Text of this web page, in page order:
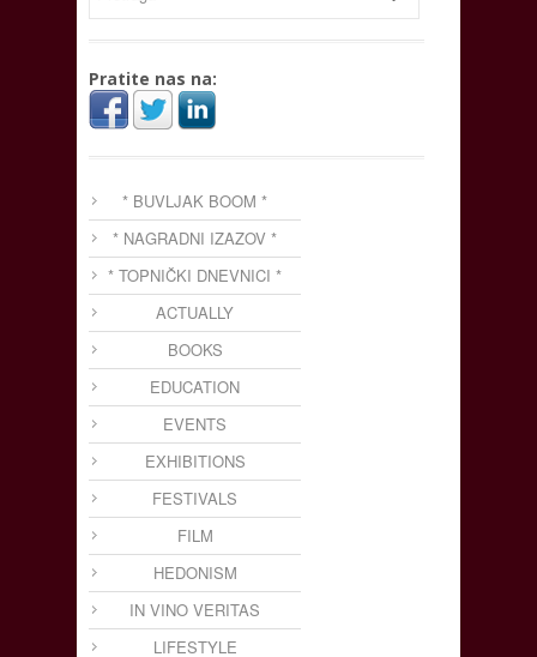
Pratite nas na:
* BUVLJAK BOOM *
* NAGRADNI IZAZOV *
* TOPNIČKI DNEVNICI *
ACTUALLY
BOOKS
EDUCATION
EVENTS
EXHIBITIONS
FESTIVALS
FILM
HEDONISM
IN VINO VERITAS
LIFESTYLE